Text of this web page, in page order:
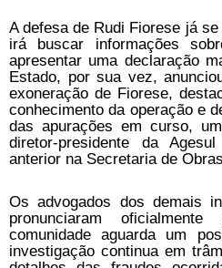
A defesa de Rudi Fiorese já
irá buscar informações
apresentar uma declaração
Estado, por sua vez,
exoneração de Fiorese,
conhecimento da operação e
das apurações em curso,
diretor-presidente da
anterior na Secretaria de
Os advogados dos demais
pronunciaram
comunidade aguarda um
investigação continua em